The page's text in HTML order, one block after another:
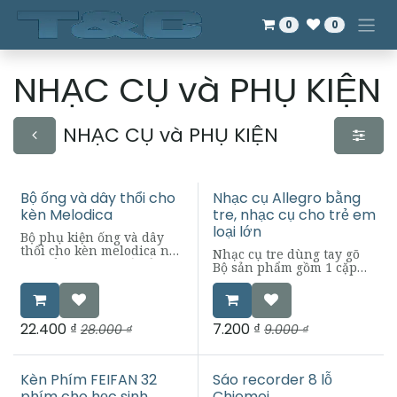
Bỏ qua để đến Nội dung
0 0
NHẠC CỤ và PHỤ KIỆN
NHẠC CỤ và PHỤ KIỆN
Bộ ống và dây thổi cho
kèn Melodica
Bộ phụ kiện ống và dây
thổi cho kèn melodica này
có thể dùng cho tất cả các
và Melodion thông dụng
hiện nay.
22.400 ₫ 28.000₫
Nhạc cụ Allegro bằng
tre, nhạc cụ cho trẻ em
loại lớn
Nhạc cụ tre dùng tay gõ
Bộ sản phẩm gồm 1 cặp
thanh nhạc cụ tre lớn và
5 thanh nhạc cụ tre nhỏ
7.200₫ 9.000₫
Mới!
Kèn Phím FEIFAN 32
Mới!
Sáo recorder 8 lỗ